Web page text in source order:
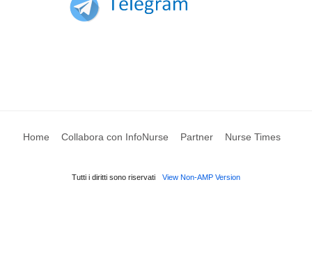
Home Collabora con InfoNurse Partner Nurse Times
Tutti i diritti sono riservati View Non-AMP Version